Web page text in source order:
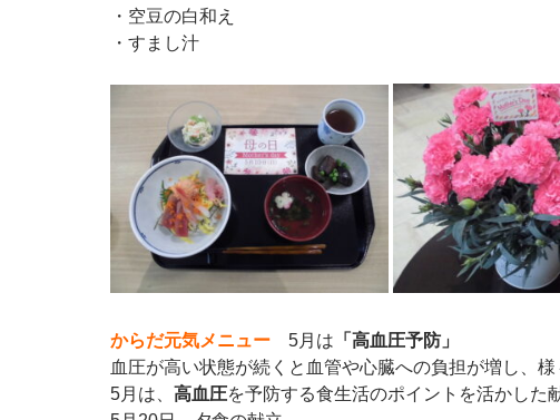
・空豆の白和え
・すまし汁
からだ元気メニュー 5月は 「高血圧予防」
血圧が高い状態が続くと血管や心臓への負担が増し、様
5月は、 高血圧を予防する食生活のポイントを活かした